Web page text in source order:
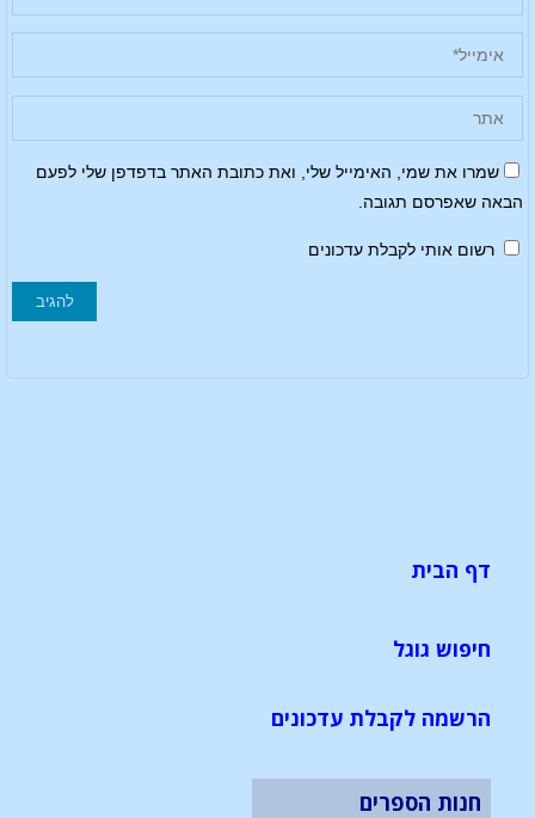
שמרו את שמי, האימייל שלי, ואת כתובת האתר בדפדפן שלי לפעם
הבאה שאפרסם תגובה.
רשום אותי לקבלת עדכונים
דף הבית
חיפוש גוגל
הרשמה לקבלת עדכונים
חנות הספרים